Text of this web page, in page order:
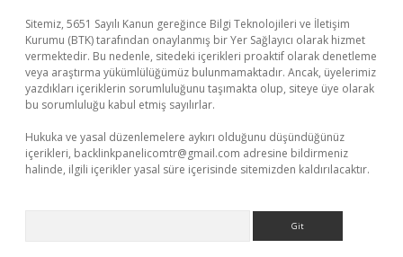
Sitemiz, 5651 Sayılı Kanun gereğince Bilgi Teknolojileri ve İletişim
Kurumu (BTK) tarafından onaylanmış bir Yer Sağlayıcı olarak hizmet
vermektedir. Bu nedenle, sitedeki içerikleri proaktif olarak denetleme
veya araştırma yükümlülüğümüz bulunmamaktadır. Ancak, üyelerimiz
yazdıkları içeriklerin sorumluluğunu taşımakta olup, siteye üye olarak
bu sorumluluğu kabul etmiş sayılırlar.
Hukuka ve yasal düzenlemelere aykırı olduğunu düşündüğünüz
içerikleri, backlinkpanelicomtr@gmail.com adresine bildirmeniz
halinde, ilgili içerikler yasal süre içerisinde sitemizden kaldırılacaktır.